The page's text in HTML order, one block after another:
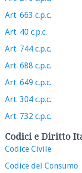
Art. 663 c.p.c.
Art. 40 c.p.c.
Art. 744 c.p.c.
Art. 688 c.p.c.
Art. 649 c.p.c.
Art. 304 c.p.c.
Art. 732 c.p.c.
Codici e Diritto
Codice Civile
Codice del Consumo